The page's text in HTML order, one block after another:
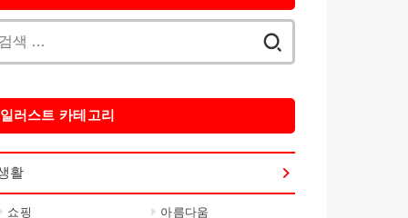
일러스트 카테고리
활
쇼핑 아름다움